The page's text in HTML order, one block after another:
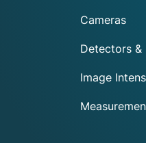
Cameras
Detectors &
Image